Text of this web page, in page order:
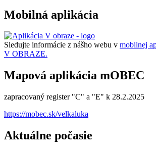
Mobilná aplikácia
Sledujte informácie z nášho webu v mobilnej
V OBRAZE.
Mapová aplikácia mOBEC
zapracovaný register "C" a "E" k 28.2.2025
https://mobec.sk/velkaluka
Aktuálne počasie